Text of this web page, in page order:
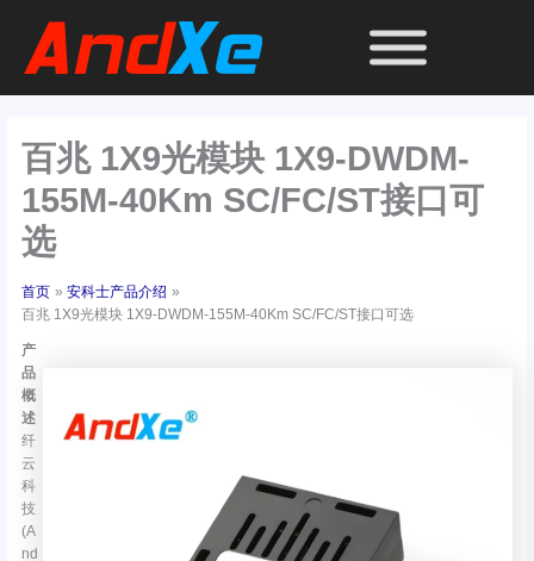
百兆 1X9光模块 1X9-DWDM-
155M-40Km SC/FC/ST接口可
选
首页
安科士产品介绍
百兆 1X9光模块 1X9-DWDM-155M-40Km SC/FC/ST接口可选
产
品
概
述
纤
云
科
技
(A
nd